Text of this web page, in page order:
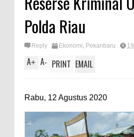
Polda Riau
Reply Ekonomi, Pekanbaru
A+ A- PRINT EMAIL
Rabu, 12 Agustus 2020